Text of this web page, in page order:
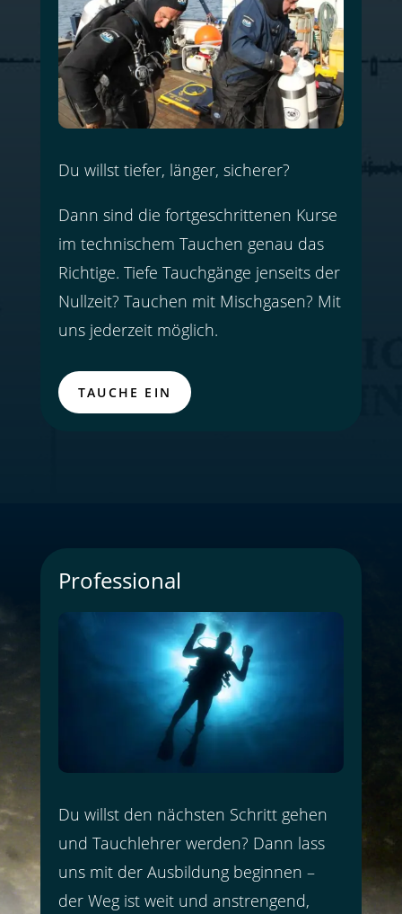
Du willst tiefer, länger, sicherer?
Dann sind die fortgeschrittenen Kurse
im technischem Tauchen genau das
Richtige. Tiefe Tauchgänge jenseits der
Nullzeit? Tauchen mit Mischgasen? Mit
uns jederzeit möglich.
TAUCHE EIN
Professional
Du willst den nächsten Schritt gehen
und Tauchlehrer werden? Dann lass
uns mit der Ausbildung beginnen –
der Weg ist weit und anstrengend,